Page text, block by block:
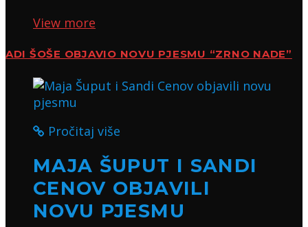
View more
ADI ŠOŠE OBJAVIO NOVU PJESMU “ZRNO NADE”
Pročitaj više
MAJA ŠUPUT I SANDI
CENOV OBJAVILI
NOVU PJESMU